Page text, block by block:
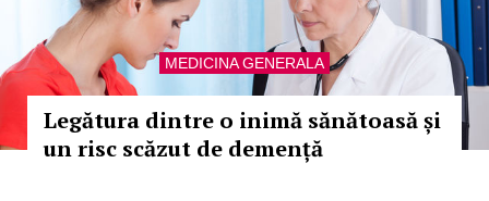
MEDICINA GENERALA
Legătura dintre o inimă sănătoasă și
un risc scăzut de demență